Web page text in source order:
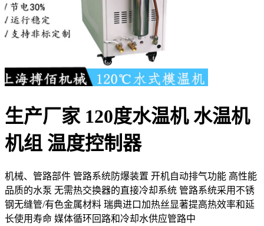
生产厂家 120度水温机 水温机
机组 温度控制器
机械、管路部件 管路系统防爆装置 开机自动排气功能 高性能
品质的水泵 无需热交换器的直接冷却系统 管路系统采用不锈
钢无缝管/有色金属材料 瑞典进口加热丝显著提高热效率和延
长使用寿命 媒体循环回路和冷却水供应管路中